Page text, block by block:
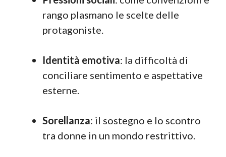
rango plasmano le scelte delle
protagoniste.
Identità emotiva: la difficoltà di
conciliare sentimento e aspettative
esterne.
Sorellanza: il sostegno e lo scontro
tra donne in un mondo restrittivo.